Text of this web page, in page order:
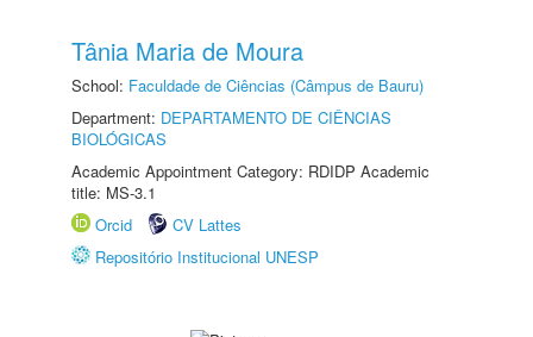
Tânia Maria de Moura
School: Faculdade de Ciências (Câmpus de Bauru)
Department: DEPARTAMENTO DE CIÊNCIAS
BIOLÓGICAS
Academic Appointment Category: RDIDP Academic
title: MS-3.1
Orcid
CV Lattes
Repositório Institucional UNESP